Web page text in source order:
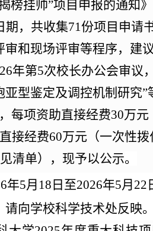
榜挂帅”项目申报的通知
期，共收集71份项目申请
审和现场评审等程序，建
年第5次校长办公会审议
型鉴定及调控机制研究”
每项资助直接经费30万元
直接经费60万元（一次性
清单） ， 现予以公示。
年5月 18 日至2026年5月 22
向学校科学技术处反映。